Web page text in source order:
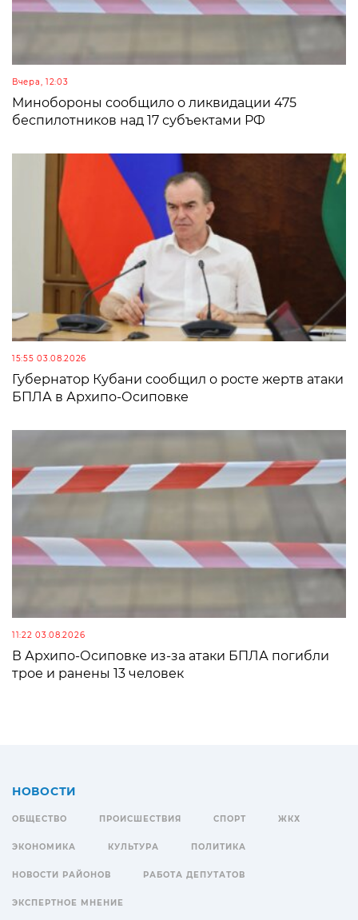
Вчера, 12:03
Минобороны сообщило о ликвидации 475
беспилотников над 17 субъектами РФ
15:55 03.08.2026
Губернатор Кубани сообщил о росте жертв атаки
БПЛА в Архипо-Осиповке
11:22 03.08.2026
В Архипо-Осиповке из-за атаки БПЛА погибли
трое и ранены 13 человек
НОВОСТИ
ОБЩЕСТВО ПРОИСШЕСТВИЯ СПОРТ ЖКХ
ЭКОНОМИКА КУЛЬТУРА ПОЛИТИКА
НОВОСТИ РАЙОНОВ РАБОТА ДЕПУТАТОВ
ЭКСПЕРТНОЕ МНЕНИЕ